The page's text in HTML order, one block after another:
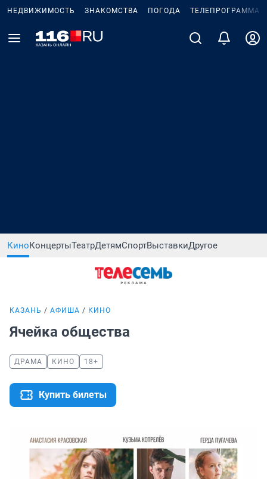
НЕДВИЖИМОСТЬ ЗНАКОМСТВА ПОГОДА ТЕЛЕПРОГРАММА
КиноКонцертыТеатрДетямСпортВыставкиДругое
КАЗАНЬ АФИША КИНО
Ячейка общества
ДРАМА КИНО 18+
Купить билеты